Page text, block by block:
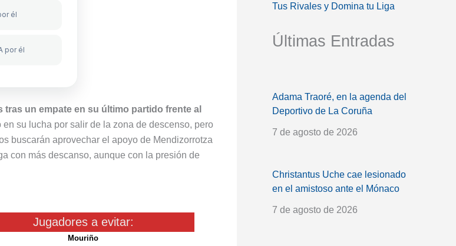
él
por él
un empate en su último partido frente al
su lucha por salir de la zona de descenso, pero
buscarán aprovechar el apoyo de Mendizorrotza
con más descanso, aunque con la presión de
Jugadores a evitar:
Mouriño
Tus Rivales y Domina tu Liga
Últimas Entradas
Adama Traoré, en la agenda del
Deportivo de La Coruña
7 de agosto de 2026
Christantus Uche cae lesionado
en el amistoso ante el Mónaco
7 de agosto de 2026